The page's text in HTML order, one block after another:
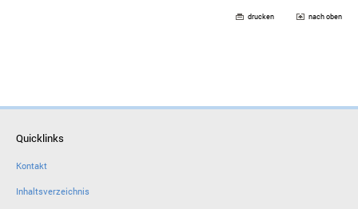
drucken nach oben
Quicklinks
Kontakt
Inhaltsverzeichnis